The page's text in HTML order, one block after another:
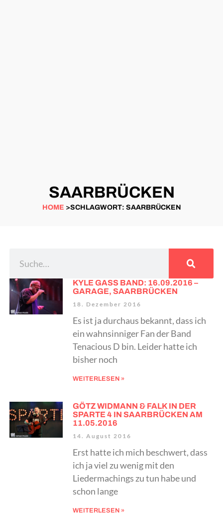
SAARBRÜCKEN
HOME >SCHLAGWORT: SAARBRÜCKEN
KYLE GASS BAND: 16.09.2016 –
GARAGE, SAARBRÜCKEN
18. Dezember 2016
Es ist ja durchaus bekannt, dass ich
ein wahnsinniger Fan der Band
Tenacious D bin. Leider hatte ich
bisher noch
WEITERLESEN »
GÖTZ WIDMANN & FALK IN DER
SPARTE 4 IN SAARBRÜCKEN AM
11.05.2016
14. August 2016
Erst hatte ich mich beschwert, dass
ich ja viel zu wenig mit den
Liedermachings zu tun habe und
schon lange
WEITERLESEN »